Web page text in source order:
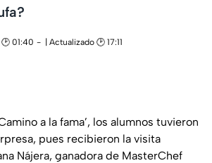
01:40
| Actualizado 🕑 17:11
a la fama’, los alumnos tuvieron
pues recibieron la visita
Nájera, ganadora de MasterChef